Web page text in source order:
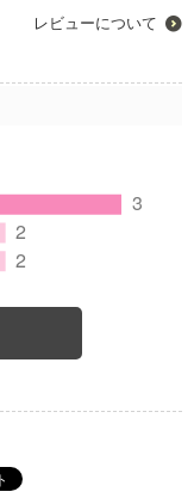
レビューについて